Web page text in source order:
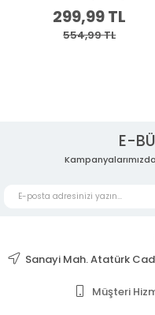
299,99 TL
554,99 TL
E-
Sanayi Mah. Atatürk
Müşteri